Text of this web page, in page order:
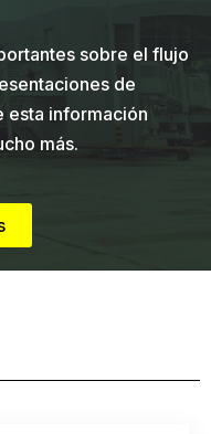
sobre el flujo
de
esta información
más.